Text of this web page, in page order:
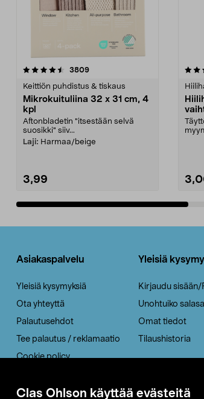
Clas Ohlson käyttää evästeitä
3809arvostelut
Keittiön puhdistus & tiskaus
Mikrokuituliina 32 x 31 cm, 4
kpl
Aftonbladetin "itsestään selvä
suosikki" siiv...
Laji: Harmaa/beige
3,99
4.5viidestä
Asiakaspalvelu
Yleisiä kysymyksiä
Ota yhteyttä
Palautusehdot
Tee palautus / reklamaatio
Cookie policy
Saavutettavuus
Yleisiä
Kirjaudu
Unohtuiko
Omat tiedot
Tilaushistoria